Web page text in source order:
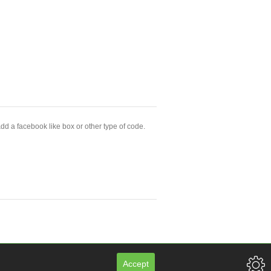
a facebook like box or other type of code.
Accept